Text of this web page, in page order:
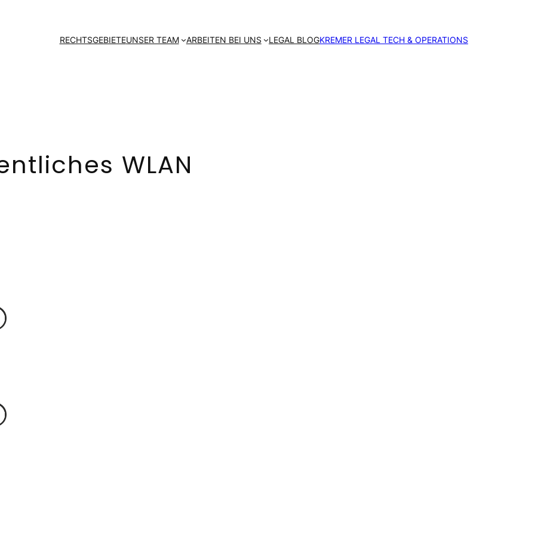
RECHTSGEBIETEUNSER TEAM ARBEITEN BEI UNS LEGAL BLOGKREMER LEGAL TECH & OPERATIONS
WLAN